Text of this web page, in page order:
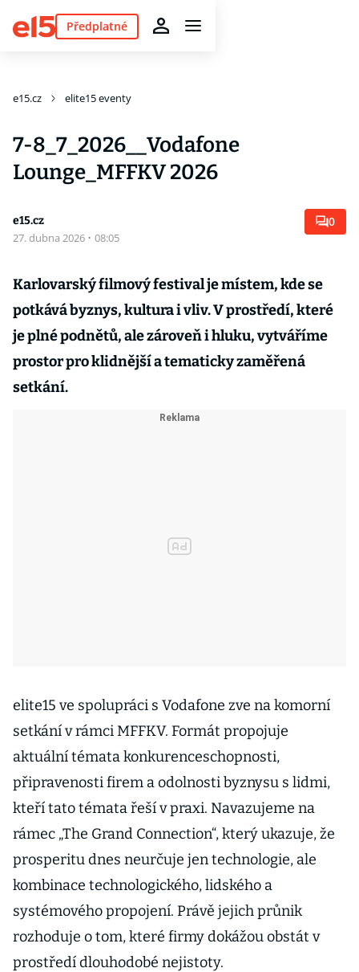
Předplatné
e15.cz elite15 eventy
7-8_7_2026__Vodafone
Lounge_MFFKV 2026
e15.cz
27. dubna 2026 · 08:05
0
Karlovarský filmový festival je místem, kde se
potkává byznys, kultura i vliv. V prostředí, které
je plné podnětů, ale zároveň i hluku, vytváříme
prostor pro klidnější a tematicky zaměřená
setkání.
elite15 ve spolupráci s Vodafone zve na komorní
setkání v rámci MFFKV. Formát propojuje
aktuální témata konkurenceschopnosti,
připravenosti firem a odolnosti byznysu s lidmi,
kteří tato témata řeší v praxi. Navazujeme na
rámec „The Grand Connection“, který ukazuje, že
prosperitu dnes neurčuje jen technologie, ale
kombinace technologického, lidského a
systémového propojení. Právě jejich průnik
rozhoduje o tom, které firmy dokážou obstát v
prostředí dlouhodobé nejistoty.